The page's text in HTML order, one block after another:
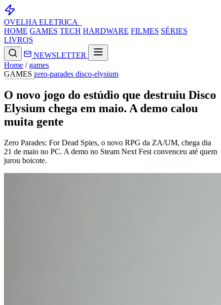
OVELHA ELETRICA_
HOME GAMES TECH HARDWARE FILMES SÉRIES
LIVROS
NEWSLETTER
Home / games
GAMES zero-parades disco-elysium
O novo jogo do estúdio que destruiu Disco
Elysium chega em maio. A demo calou
muita gente
Zero Parades: For Dead Spies, o novo RPG da ZA/UM, chega dia
21 de maio no PC. A demo no Steam Next Fest convenceu até quem
jurou boicote.